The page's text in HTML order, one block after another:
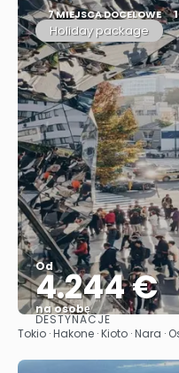
7 MIEJSCA DOCELOWE
Holiday package
Od
4.244 €
na osobę
DESTYNACJE
Tokio · Hakone · Kioto · Nara